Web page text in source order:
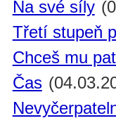
Na své síly
Třetí stupeň
Chceš mu
Čas